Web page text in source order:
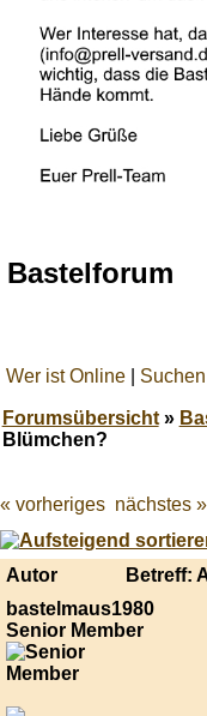
Bastelforum
Wer ist Online Suchen
Forumsübersicht»
Blümchen?
Best
online
live
casino
« vorheriges nächstes »
Autor
Betreff:
bastelmaus1980
Senior Member